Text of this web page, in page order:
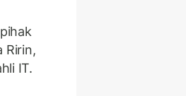
Ririn,
IT.